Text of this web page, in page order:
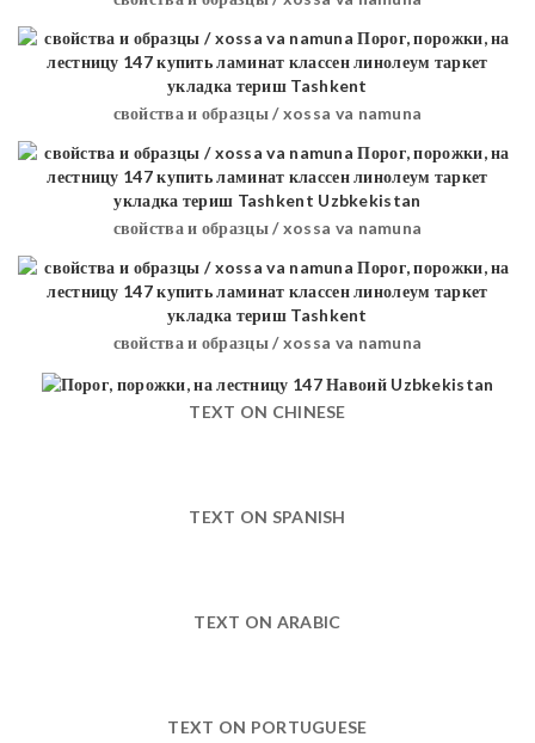
свойства и образцы / xossa va namuna
свойства и образцы / xossa va namuna
свойства и образцы / xossa va namuna
TEXT ON CHINESE
TEXT ON SPANISH
TEXT ON ARABIC
TEXT ON PORTUGUESE